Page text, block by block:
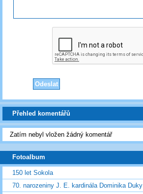
Přehled komentářů
Zatím nebyl vložen žádný komentář
Fotoalbum
150 let Sokola
70. narozeniny J. E. kardinála Dominika Duky